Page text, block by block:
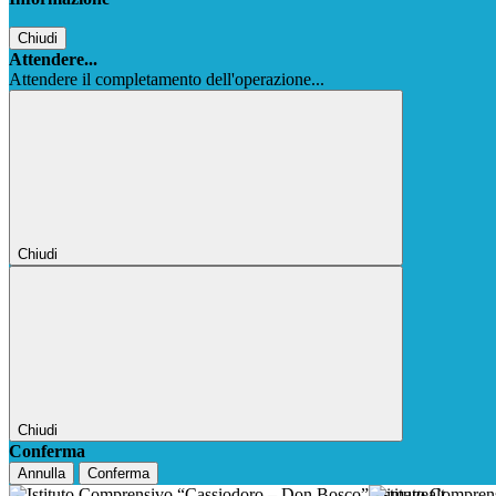
Chiudi
Attendere...
Attendere il completamento dell'operazione...
Chiudi
Chiudi
Conferma
Annulla Conferma